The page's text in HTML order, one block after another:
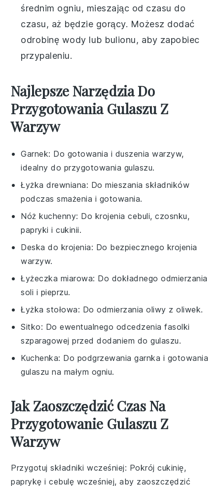
średnim ogniu, mieszając od czasu do
czasu, aż będzie gorący. Możesz dodać
odrobinę wody lub bulionu, aby zapobiec
przypaleniu.
Najlepsze Narzędzia Do
Przygotowania Gulaszu Z
Warzyw
Garnek: Do gotowania i duszenia warzyw,
idealny do przygotowania gulaszu.
Łyżka drewniana: Do mieszania składników
podczas smażenia i gotowania.
Nóż kuchenny: Do krojenia cebuli, czosnku,
papryki i cukinii.
Deska do krojenia: Do bezpiecznego krojenia
warzyw.
Łyżeczka miarowa: Do dokładnego odmierzania
soli i pieprzu.
Łyżka stołowa: Do odmierzania oliwy z oliwek.
Sitko: Do ewentualnego odcedzenia fasolki
szparagowej przed dodaniem do gulaszu.
Kuchenka: Do podgrzewania garnka i gotowania
gulaszu na małym ogniu.
Jak Zaoszczędzić Czas Na
Przygotowanie Gulaszu Z
Warzyw
Przygotuj składniki wcześniej: Pokrójcukinię,
paprykę icebulę wcześniej, aby zaoszczędzić